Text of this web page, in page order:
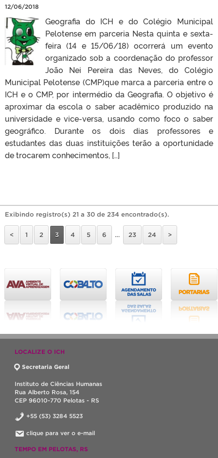
12/06/2018
Geografia do ICH e do Colégio Municipal
Pelotense em parceria Nesta quinta e sexta-
feira (14 e 15/06/18) ocorrerá um evento
organizado sob a coordenação do professor
João Nei Pereira das Neves, do Colégio
Municipal Pelotense (CMP)que marca a parceria entre o
ICH e o CMP, por intermédio da Geografia. O objetivo é
aproximar da escola o saber acadêmico produzido na
universidade e vice-versa, usando como foco o saber
geográfico. Durante os dois dias professores e
estudantes das duas instituições terão a oportunidade
de trocarem conhecimentos, […]
Exibindo registro(s) 21 a 30 de 234 encontrado(s).
< 1 2 3 4 5 6 … 23 24 >
LOCALIZE O ICH
Secretaria Geral
Instituto de Ciências Humanas
Rua Alberto Rosa, 154
CEP 96010-770 Pelotas - RS
+55 (53) 3284 5523
clique para ver o e-mail
TEMPO EM PELOTAS, RS